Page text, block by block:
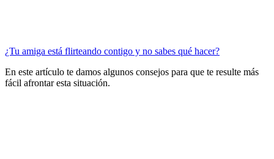
¿Tu amiga está flirteando contigo y no sabes qué hacer?
En este artículo te damos algunos consejos para que te resulte más
fácil afrontar esta situación.